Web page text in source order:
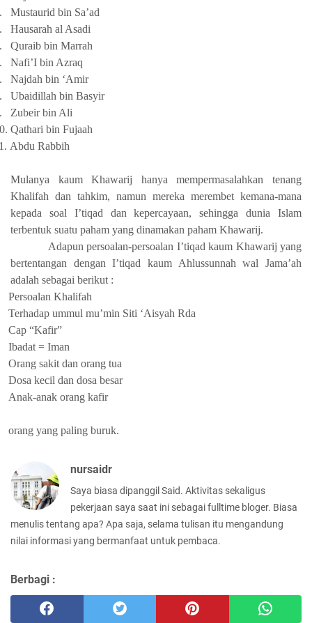
Mustaurid bin Sa’ad
Hausarah al Asadi
Quraib bin Marrah
Nafi’I bin Azraq
Najdah bin ‘Amir
Ubaidillah bin Basyir
Zubeir bin Ali
Qathari bin Fujaah
Abdu Rabbih
Mulanya kaum Khawarij hanya mempermasalahkan tenang
Khalifah dan tahkim, namun mereka merembet kemana-mana
kepada soal I’tiqad dan kepercayaan, sehingga dunia Islam
terbentuk suatu paham yang dinamakan paham Khawarij.
Adapun persoalan-persoalan I’tiqad kaum Khawarij yang
bertentangan dengan I’tiqad kaum Ahlussunnah wal Jama’ah
adalah sebagai berikut :
Persoalan Khalifah
Terhadap ummul mu’min Siti ‘Aisyah Rda
Cap “Kafir”
Ibadat = Iman
Orang sakit dan orang tua
Dosa kecil dan dosa besar
Anak-anak orang kafir
orang yang paling buruk.
nursaidr
Saya biasa dipanggil Said. Aktivitas sekaligus
pekerjaan saya saat ini sebagai fulltime bloger. Biasa
menulis tentang apa? Apa saja, selama tulisan itu mengandung
nilai informasi yang bermanfaat untuk pembaca.
Berbagi :